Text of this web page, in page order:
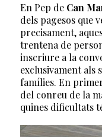
En Pep de Can
dels pagesos que
precisament,
trentena de
inscriure a la
exclusivament als
famílies. En
del conreu de la
quines dificultats